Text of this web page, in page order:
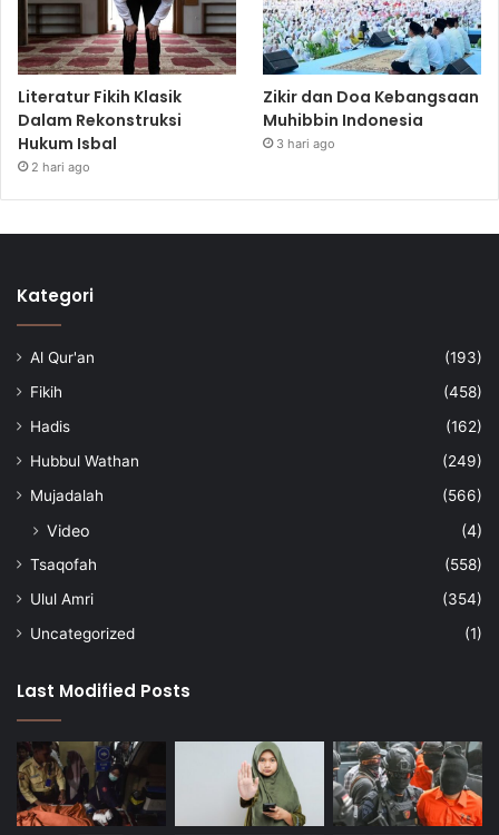
Literatur Fikih Klasik
Dalam Rekonstruksi
Hukum Isbal
2 hari ago
Zikir dan Doa Kebangsaan
Muhibbin Indonesia
3 hari ago
Kategori
Al Qur'an
(193)
Fikih
(458)
Hadis
(162)
Hubbul Wathan
(249)
Mujadalah
(566)
Video (4)
Tsaqofah
(558)
Ulul Amri
(354)
Uncategorized
(1)
Last Modified Posts